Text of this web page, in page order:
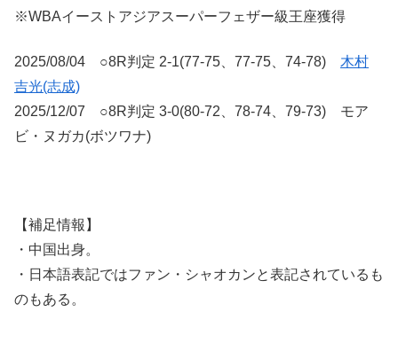
※WBAイーストアジアスーパーフェザー級王座獲得
2025/08/04 ○8R判定 2-1(77-75、77-75、74-78) 木村
吉光(志成)
2025/12/07 ○8R判定 3-0(80-72、78-74、79-73) モア
ビ・ヌガカ(ボツワナ)
【補足情報】
・中国出身。
・日本語表記ではファン・シャオカンと表記されているも
のもある。